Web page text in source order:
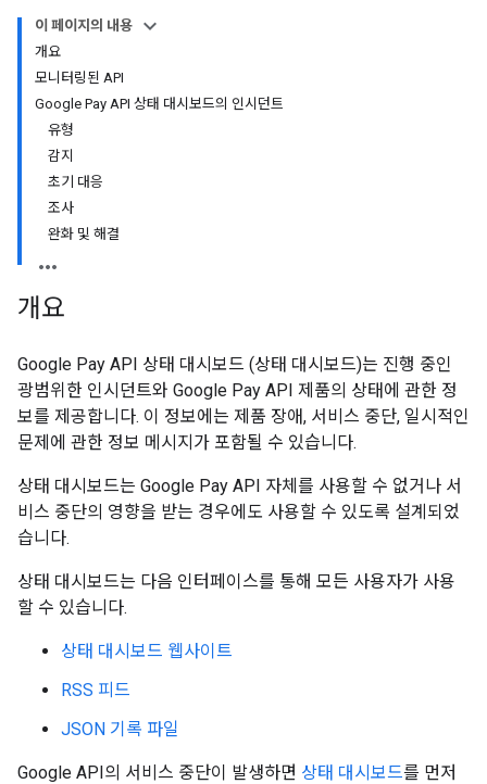
이 페이지의 내용
개요
모니터링된 API
Google Pay API 상태 대시보드의 인시던트
유형
감지
초기 대응
조사
완화 및 해결
개요
Google Pay API 상태 대시보드 (상태 대시보드)는 진행 중인
광범위한 인시던트와 Google Pay API 제품의 상태에 관한 정
보를 제공합니다. 이 정보에는 제품 장애, 서비스 중단, 일시적인
문제에 관한 정보 메시지가 포함될 수 있습니다.
상태 대시보드는 Google Pay API 자체를 사용할 수 없거나 서
비스 중단의 영향을 받는 경우에도 사용할 수 있도록 설계되었
습니다.
상태 대시보드는 다음 인터페이스를 통해 모든 사용자가 사용
할 수 있습니다.
상태 대시보드 웹사이트
RSS 피드
JSON 기록 파일
Google API의 서비스 중단이 발생하면 상태 대시보드를 먼저